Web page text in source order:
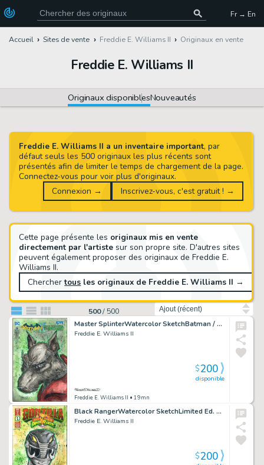
Fr → En
Accueil Sites de vente Freddie E. Williams II Originaux en vente
Freddie E. Williams II
Originaux disponiblesNouveautés
500/ 500
Freddie E. Williams II a un inventaire important, par
défaut seuls les 500 originaux les plus récents sont
présentés afin de limiter le temps de chargement de la page.
Connectez-vous pour voir plus d'originaux.
Connexion →
Inscrivez-vous, c'est gratuit ! →
Cette page présente les originaux mis en vente
directement par l'artistesur son propre site. D'autres sites
peuvent également proposer des originaux de Freddie E.
Williams II.
Cherchertous les originaux de Freddie E. Williams II →
Master SplinterWatercolor SketchBatman / TMNT V2Blank
Freddie E. Williams II
Freddie E. Williams II • 19mn
disponible
$200
Black RangerWatercolor SketchLimited Ed. Godzilla vs Power RangersBlank
Freddie E. Williams II
$200